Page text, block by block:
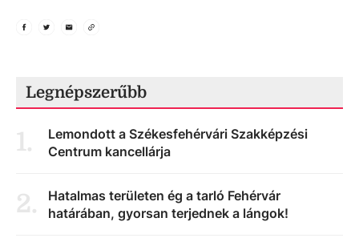
Legnépszerűbb
1.
Lemondott a Székesfehérvári Szakképzési
Centrum kancellárja
2.
Hatalmas területen ég a tarló Fehérvár
határában, gyorsan terjednek a lángok!